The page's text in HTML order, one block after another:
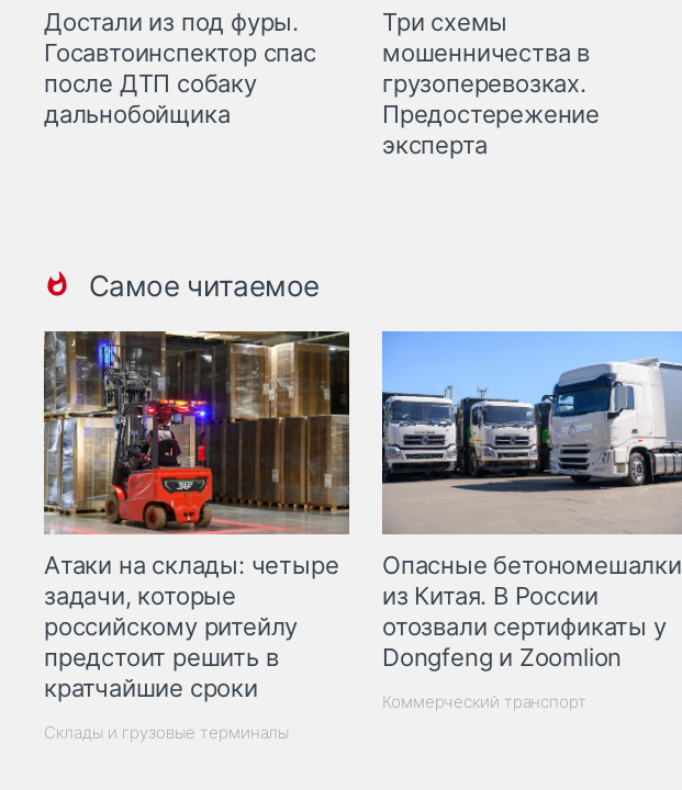
Достали из под фуры.
Госавтоинспектор спас
после ДТП собаку
дальнобойщика
Три схемы
мошенничества в
грузоперевозках.
Предостережение
эксперта
Самое читаемое
Атаки на склады: четыре
задачи, которые
российскому ритейлу
предстоит решить в
кратчайшие сроки
Склады и грузовые терминалы
Опасные бетономешалки
из Китая. В России
отозвали сертификаты у
Dongfeng и Zoomlion
Коммерческий транспорт